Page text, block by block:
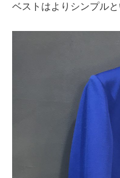
ベストはよりシンプル